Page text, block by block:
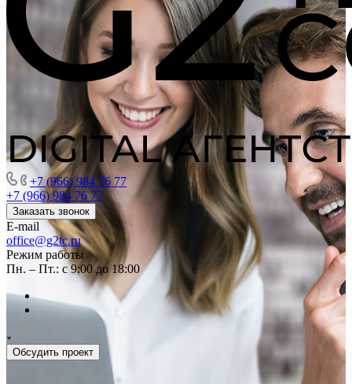
+7 (966) 984 76 77
+7 (966) 984 76 77
Заказать звонок
E-mail
office@g2tc.ru
Режим работы
Пн. – Пт.: с 9:00 до 18:00
Обсудить проект